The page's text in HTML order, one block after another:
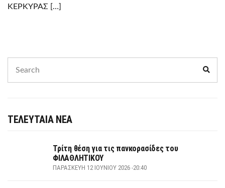
ΚΕΡΚΥΡΑΣ […]
for:
ΤΕΛΕΥΤΑΙΑ ΝΕΑ
Τρίτη θέση για τις πανκορασίδες του
ΦΙΛΑΘΛΗΤΙΚΟΥ
ΠΑΡΑΣΚΕΥΉ 12 ΙΟΥΝΊΟΥ 2026 -20:40